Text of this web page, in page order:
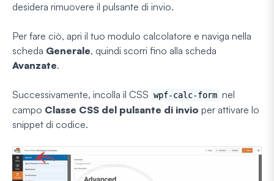
desidera rimuovere il pulsante di invio.
Per fare ciò, apri il tuo modulo calcolatore e naviga nella
scheda Generale, quindi scorri fino alla scheda
Avanzate.
Successivamente, incolla il CSS wpf-calc-form nel
campo Classe CSS del pulsante di invio per attivare lo
snippet di codice.